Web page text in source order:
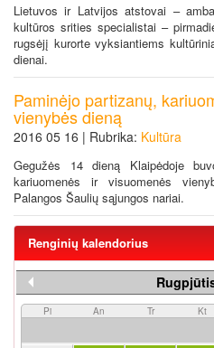
Lietuvos ir Latvijos atstovai –
kultūros srities specialistai –
rugsėjį kurorte vyksiantiems
dienai.
Paminėjo partizanų,
vienybės dieną
2016 05 16 | Rubrika: Kultūra
Gegužės 14 dieną Klaipėdoje
kariuomenės ir visuomenės
Palangos Šaulių sąjungos nariai.
Renginių kalendorius
Pi An Tr Kt